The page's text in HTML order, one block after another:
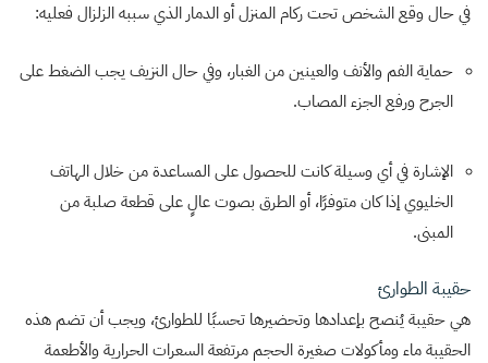
في حال وقع الشخص تحت ركام المنزل أو الدمار الذي سببه الزلزال فعليه:
حماية الفم والأنف والعينين من الغبار، وفي حال النزيف يجب الضغط على
الجرح ورفع الجزء المصاب.
الإشارة في أي وسيلة كانت للحصول على المساعدة من خلال الهاتف
الخليوي إذا كان متوفرًا، أو الطرق بصوت عالٍ على قطعة صلبة من
المبنى.
حقيبة الطوارئ
هي حقيبة يُنصح بإعدادها وتحضيرها تحسبًا للطوارئ، ويجب أن تضم هذه
الحقيبة ماء ومأكولات صغيرة الحجم مرتفعة السعرات الحرارية والأطعمة